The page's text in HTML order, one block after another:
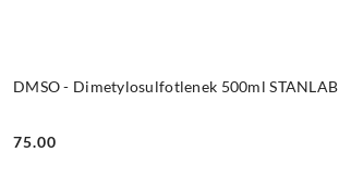
DMSO - Dimetylosulfotlenek 500ml STANLAB
Cena:
75.00